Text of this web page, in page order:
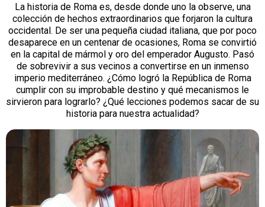
La historia de Roma es, desde donde uno la observe, una
colección de hechos extraordinarios que forjaron la cultura
occidental. De ser una pequeña ciudad italiana, que por poco
desaparece en un centenar de ocasiones, Roma se convirtió
en la capital de mármol y oro del emperador Augusto. Pasó
de sobrevivir a sus vecinos a convertirse en un inmenso
imperio mediterráneo. ¿Cómo logró la República de Roma
cumplir con su improbable destino y qué mecanismos le
sirvieron para lograrlo? ¿Qué lecciones podemos sacar de su
historia para nuestra actualidad?